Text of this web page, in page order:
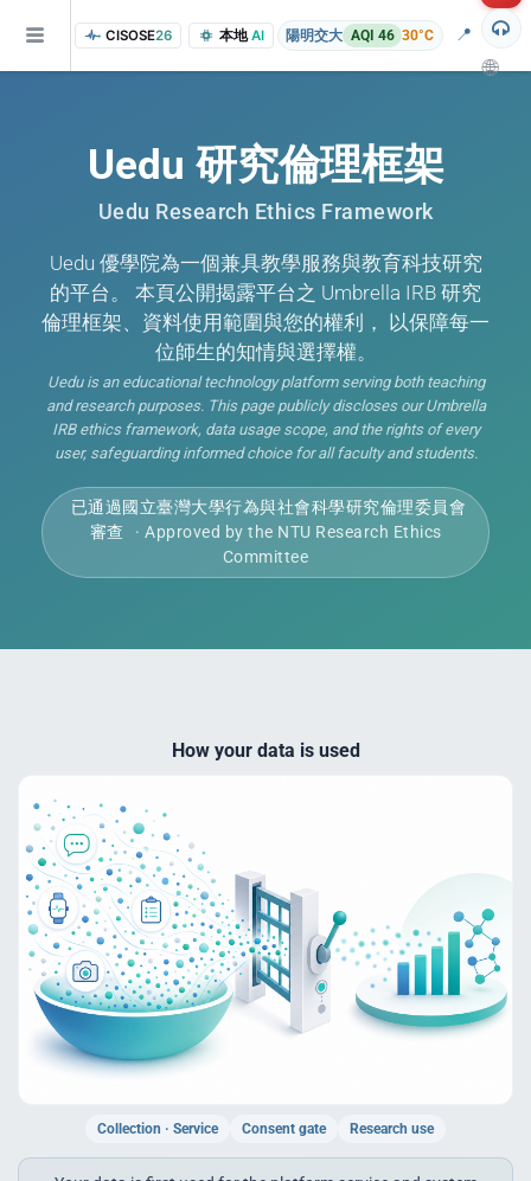
research findings, in addition to the course project website and
CISOSE26 本地AI 陽明交大 AQI 46 30°C 📍
🌐
Uedu 研究倫理框架
Uedu Research Ethics Framework
Uedu 優學院為一個兼具教學服務與教育科技研究
的平台。 本頁公開揭露平台之 Umbrella IRB 研究
倫理框架、資料使用範圍與您的權利， 以保障每一
位師生的知情與選擇權。
Uedu is an educational technology platform serving both teaching
and research purposes. This page publicly discloses our Umbrella
IRB ethics framework, data usage scope, and the rights of every
user, safeguarding informed choice for all faculty and students.
已通過國立臺灣大學行為與社會科學研究倫理委員會
審查
· Approved by the NTU Research Ethics
Committee
How your data is used
Collection · Service Consent gate Research use